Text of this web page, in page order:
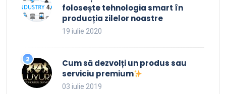
folosește tehnologia smart în
producția zilelor noastre
19 iulie 2020
Cum să dezvolți un produs sau
serviciu premium
03 iulie 2019